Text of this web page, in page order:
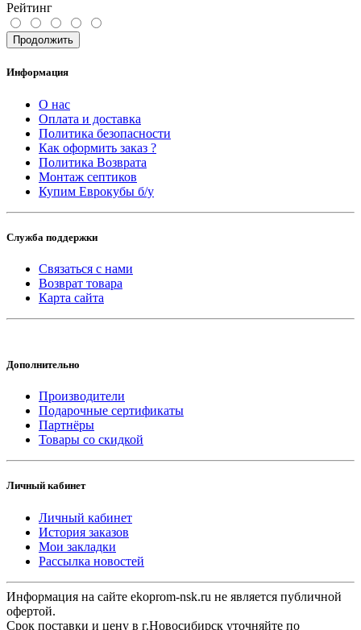
Рейтинг
Продолжить
Информация
О нас
Оплата и доставка
Политика безопасности
Как оформить заказ ?
Политика Возврата
Монтаж септиков
Купим Еврокубы б/у
Служба поддержки
Связаться с нами
Возврат товара
Карта сайта
Дополнительно
Производители
Подарочные сертификаты
Партнёры
Товары со скидкой
Личный кабинет
Личный кабинет
История заказов
Мои закладки
Рассылка новостей
Информация на сайте ekoprom-nsk.ru не является публичной
офертой.
Срок поставки и цену в г.Новосибирск уточняйте по